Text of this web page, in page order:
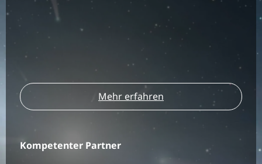
Mehr erfahren
Kompetenter Partner